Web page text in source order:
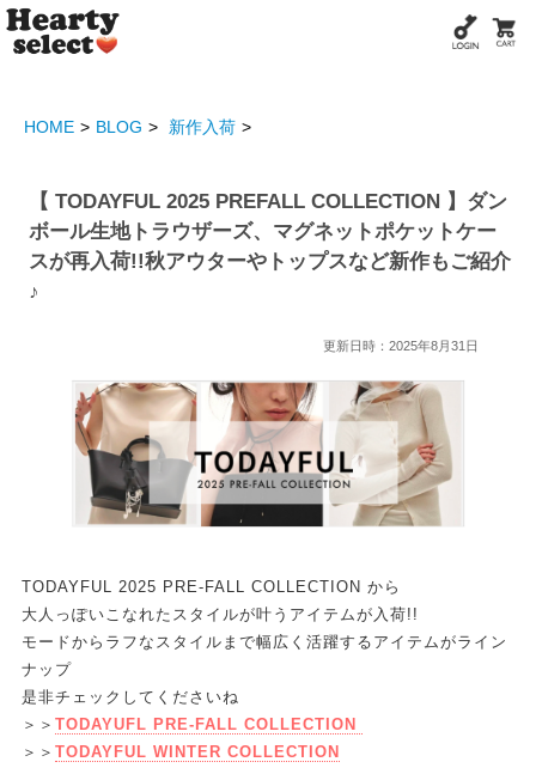
HOME BLOG 新作入荷
【 TODAYFUL 2025 PREFALL COLLECTION 】ダン
ボール生地トラウザーズ、マグネットポケットケー
スが再入荷!!秋アウターやトップスなど新作もご紹介
♪
更新日時：2025年8月31日
TODAYFUL 2025 PRE-FALL COLLECTION から
大人っぽいこなれたスタイルが叶うアイテムが入荷!!
モードからラフなスタイルまで幅広く活躍するアイテムがライン
ナップ
是非チェックしてくださいね
＞＞ TODAYUFL PRE-FALL COLLECTION
＞＞ TODAYFUL WINTER COLLECTION